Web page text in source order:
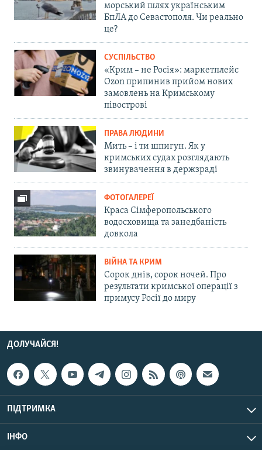
морський шлях українським
БпЛА до Севастополя. Чи реально
це?
СУСПІЛЬСТВО
«Крим – не Росія»: маркетплейс
Ozon припинив прийом нових
замовлень на Кримському
півострові
ПРАВА ЛЮДИНИ
Мить – і ти шпигун. Як у
кримських судах розглядають
звинувачення в держзраді
ФОТОГАЛЕРЕЇ
Краса Сімферопольського
водосховища та занедбаність
довкола
ВІЙНА ТА КРИМ
Сорок днів, сорок ночей. Про
результати кримської операції з
примусу Росії до миру
ДОЛУЧАЙСЯ!
ПІДТРИМКА
ІНФО